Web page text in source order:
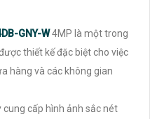
GNY-W4MP là một trong
thiết kế đặc biệt cho việc
hàng và các không gian
cung cấp hình ảnh sắc nét